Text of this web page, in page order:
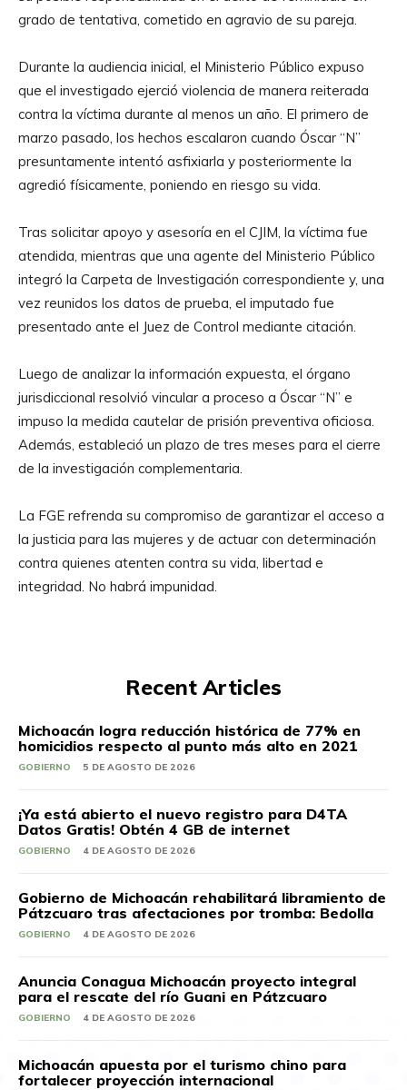
grado de tentativa, cometido en agravio de su pareja.
Durante la audiencia inicial, el Ministerio Público expuso
que el investigado ejerció violencia de manera reiterada
contra la víctima durante al menos un año. El primero de
marzo pasado, los hechos escalaron cuando Óscar “N”
presuntamente intentó asfixiarla y posteriormente la
agredió físicamente, poniendo en riesgo su vida.
Tras solicitar apoyo y asesoría en el CJIM, la víctima fue
atendida, mientras que una agente del Ministerio Público
integró la Carpeta de Investigación correspondiente y, una
vez reunidos los datos de prueba, el imputado fue
presentado ante el Juez de Control mediante citación.
Luego de analizar la información expuesta, el órgano
jurisdiccional resolvió vincular a proceso a Óscar “N” e
impuso la medida cautelar de prisión preventiva oficiosa.
Además, estableció un plazo de tres meses para el cierre
de la investigación complementaria.
La FGE refrenda su compromiso de garantizar el acceso a
la justicia para las mujeres y de actuar con determinación
contra quienes atenten contra su vida, libertad e
integridad. No habrá impunidad.
Recent Articles
Michoacán logra reducción histórica de 77% en
homicidios respecto al punto más alto en 2021
GOBIERNO 5 DE AGOSTO DE 2026
¡Ya está abierto el nuevo registro para D4TA
Datos Gratis! Obtén 4 GB de internet
GOBIERNO 4 DE AGOSTO DE 2026
Gobierno de Michoacán rehabilitará libramiento de
Pátzcuaro tras afectaciones por tromba: Bedolla
GOBIERNO 4 DE AGOSTO DE 2026
Anuncia Conagua Michoacán proyecto integral
para el rescate del río Guani en Pátzcuaro
GOBIERNO 4 DE AGOSTO DE 2026
Michoacán apuesta por el turismo chino para
fortalecer proyección internacional